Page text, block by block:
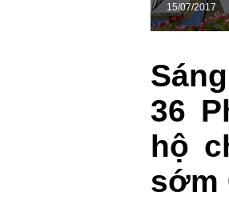
15/07/2017
36
hộ
sớm